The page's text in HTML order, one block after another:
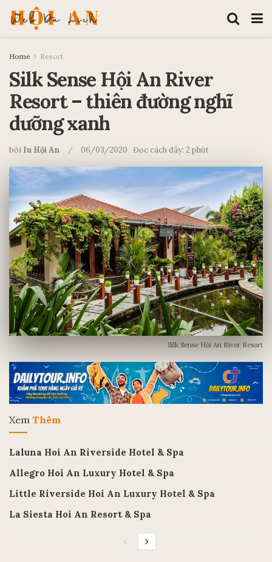
Home Resort
Silk Sense Hội An River
Resort – thiên đường nghĩ
dưỡng xanh
bởi Iu Hội An 06/03/2020 Đọc cách đây: 2 phút
Silk Sense Hội An River Resort
Xem Thêm
Laluna Hoi An Riverside Hotel & Spa
Allegro Hoi An Luxury Hotel & Spa
Little Riverside Hoi An Luxury Hotel & Spa
La Siesta Hoi An Resort & Spa